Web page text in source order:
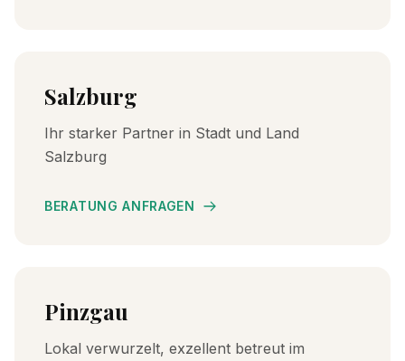
Salzburg
Ihr starker Partner in Stadt und Land
Salzburg
BERATUNG ANFRAGEN
Pinzgau
Lokal verwurzelt, exzellent betreut im